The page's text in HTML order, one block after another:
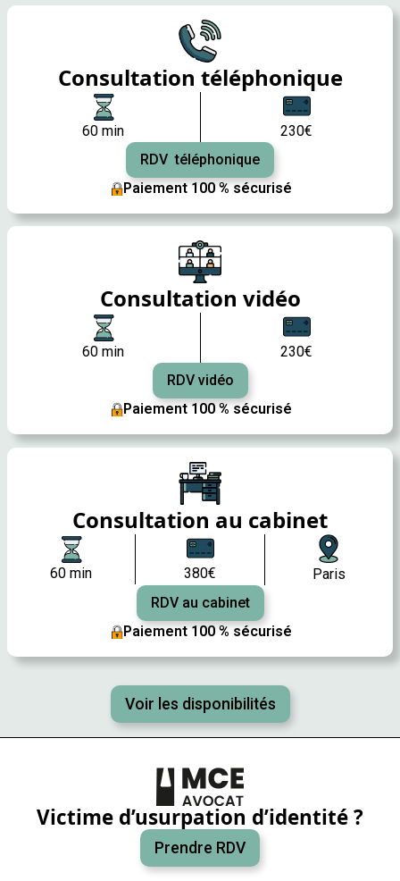
Consultation téléphonique
60 min
230€
RDV téléphonique
Paiement 100 % sécurisé
Consultation vidéo
60 min
230€
RDV vidéo
Paiement 100 % sécurisé
Consultation au cabinet
60 min 380€
Paris
RDV au cabinet
Paiement 100 % sécurisé
Voir les disponibilités
Victime d’usurpation d’identité ?
Prendre RDV